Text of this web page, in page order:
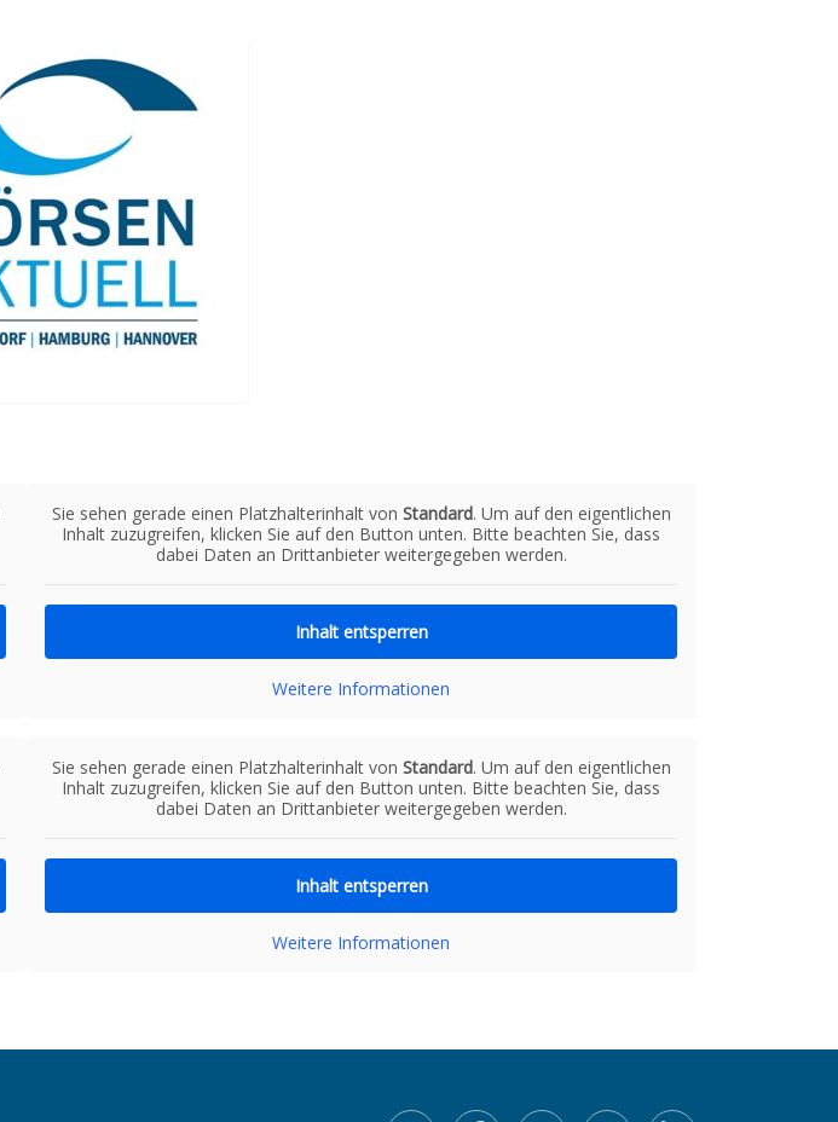
Sie sehen gerade einen Platzhalterinhalt von Standard. Um auf den eigentlichen
Inhalt zuzugreifen, klicken Sie auf den Button unten. Bitte beachten Sie, dass
dabei Daten an Drittanbieter weitergegeben werden.
Inhalt entsperren
Weitere Informationen
Sie sehen gerade einen Platzhalterinhalt von Standard. Um auf den eigentlichen
Inhalt zuzugreifen, klicken Sie auf den Button unten. Bitte beachten Sie, dass
dabei Daten an Drittanbieter weitergegeben werden.
Inhalt entsperren
Weitere Informationen